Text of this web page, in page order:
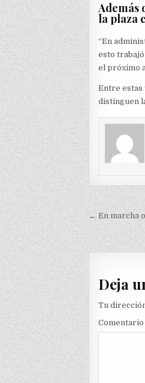
Además
la plaza
“En
esto
el próximo
Entre estas
distinguen
de
← En marcha
Deja
Tu
Comentario